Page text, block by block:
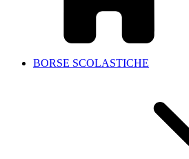
BORSE SCOLASTICHE